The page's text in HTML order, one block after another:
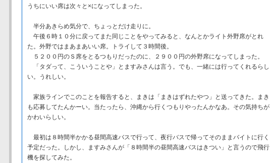
うちにいい席は次々と×になってしまった。
半分あきらめ気分で、ちょっとだけ走りに。
午後６時１０分に戻ってまた同じことをやってみると、なんとかライト外野席がとれ
た。外野ではまあまあいい席。トライして３時間後。
５２００円のＳ席をとるつもりだったのに、２９００円の外野席になってしまった。
「タダって、こういうことや」とますみさんは言う。でも、一緒には行ってくれるらし
い。うれしい。
家族ラインでこのことを報告すると、まきは「まきはずれたやつ」と送ってきた。まき
も応募してたんかーい。当たったら、沖縄から行くつもりやったんかなあ。その気持ちが
かわいらしい。
最初は８時間半かかる昼間高速バスで行って、夜行バスで帰ってそのままバイトに行く
予定だった。しかし、ますみさんが「８時間半の昼間高速バスはきつい」と言うので飛行
機を探してみた。